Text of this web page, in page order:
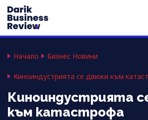
Начало Бизнес Новини
Киноиндустрията се движи към
Киноиндустрията
към катастрофа